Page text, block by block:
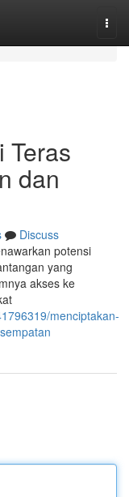
Teras
dan
Discuss
potensi
yang
akses ke
menciptakan-